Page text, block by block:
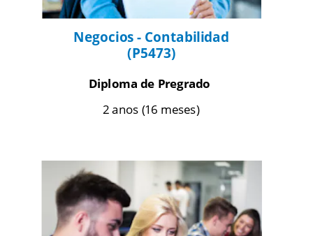
Diploma de Pregrado
2 anos (16 meses)
Negocios - Contabilidad
(P5473)